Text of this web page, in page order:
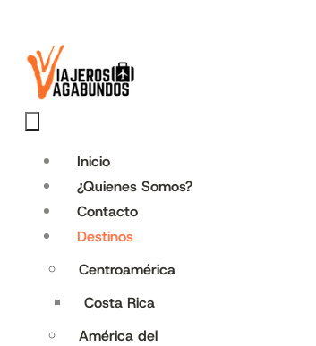
Inicio
¿Quienes Somos?
Contacto
Destinos
Centroamérica
Costa Rica
América del